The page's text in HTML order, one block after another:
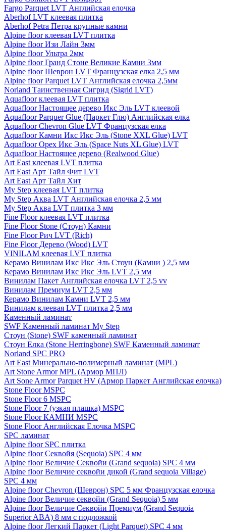
Fargo Parquet LVT Английская елочка
Aberhof LVT клеевая плитка
Aberhof Petra Петра крупные камни
Alpine floor клеевая LVT плитка
Alpine floor Изи Лайн 3мм
Alpine floor Ультра 2мм
Alpine floor Гранд Стоне Великие Камни 3мм
Alpine floor Шеврон LVT Французская елка 2,5 мм
Alpine floor Parquet LVT Английская елочка 2,5мм
Norland Таинственная Сигрид (Sigrid LVT)
Aquafloor клеевая LVT плитка
Aquafloor Настоящее дерево Икс Эль LVT клеевой
Aquafloor Parquer Glue (Паркет Глю) Английская елка
Aquafloor Chevron Glue LVT Французская елка
Aquafloor Камни Икс Икс Эль (Stone XXL Glue) LVT
Aquafloor Орех Икс Эль (Space Nuts XL Glue) LVT
Aquafloor Настоящее дерево (Realwood Glue)
Art East клеевая LVT плитка
Art East Арт Тайл Фит LVT
Art East Арт Тайл Хит
My Step клеевая LVT плитка
My Step Аква LVT Английская елочка 2,5 мм
My Step Аква LVT плитка 3 мм
Fine Floor клеевая LVT плитка
Fine Floor Stone (Стоун) Камни
Fine Floor Рич LVT (Rich)
Fine Floor Дерево (Wood) LVT
VINILAM клеевая LVT плитка
Керамо Винилам Икс Икс Эль Стоун (Камни ) 2,5 мм
Керамо Винилам Икс Икс Эль LVT 2,5 мм
Винилам Пакет Английская елочка LVT 2,5 vv
Винилам Премиум LVT 2,5 мм
Керамо Винилам Камни LVT 2,5 мм
Винилам клеевая LVT плитка 2,5 мм
Каменный ламинат
SWF Каменный ламинат My Step
Стоун (Stone) SWF каменный ламинат
Стоун Елка (Stone Herringbone) SWF Каменный ламинат
Norland SPC PRO
Art East Минерально-полимерный ламинат (MPL)
Art Stone Armor MPL (Армор МПЛ)
Art Sone Armor Parquet HV (Армор Паркет Английская елочка)
Stone Floor MSPC
Stone Floor 6 MSPC
Stone Floor 7 (узкая плашка) MSPC
Stone Floor КАМНИ MSPC
Stone Floor Английская Елочка MSPC
SPC ламинат
Alpine floor SPC плитка
Alpine floor Секвойя (Sequoia) SPC 4 мм
Alpine floor Величие Секвойи (Grand sequoia) SPC 4 мм
Alpine floor Величие секвойи дикой (Grand sequoia Village)
SPC 4 мм
Alpine floor Chevron (Шеврон) SPC 5 мм Французская елочка
Alpine floor Величие секвойи (Grand Sequoia) 5 мм
Alpine floor Величие Секвойи Премиум (Grand Sequoia
Superior ABA) 8 мм с подложкой
Alpine floor Легкий Паркет (Light Parquet) SPC 4 мм